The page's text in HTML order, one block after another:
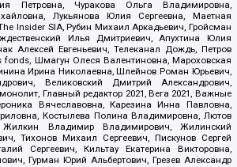
Петровна, Чуракова Ольга Владимировна,
Лукьянова Юлия Сергеевна, Маетная
Insider SIA, Рубин Михаил Аркадьевич, Гройсман
Илья Дмитриевич, Апухтина Юлия
Алексей Евгеньевич, Телеканал Дождь, Петров
fonds, Шмагун Олеся Валентиновна, Мароховская
Ирина Николаевна, Шлейнов Роман Юрьевич,
Великовский Дмитрий Александрович,
Главный редактор 2021, Вега 2021, Важные
Вячеславовна, Карезина Инна Павловна,
Костылева Полина Владимировна, Лютов
Жилкин Владимир Владимирович, Жилинский
Тихонов Михаил Сергеевич, Пискунов Сергей
Сергеевич, Кильтау Екатерина Викторовна,
Гурман Юрий Альбертович, Грезев Александр